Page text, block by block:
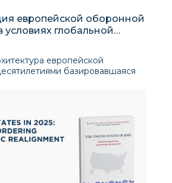
европейской оборонной
условиях глобальной
европейской
базировавшаяся
События последних лет
что эпоха минимальных